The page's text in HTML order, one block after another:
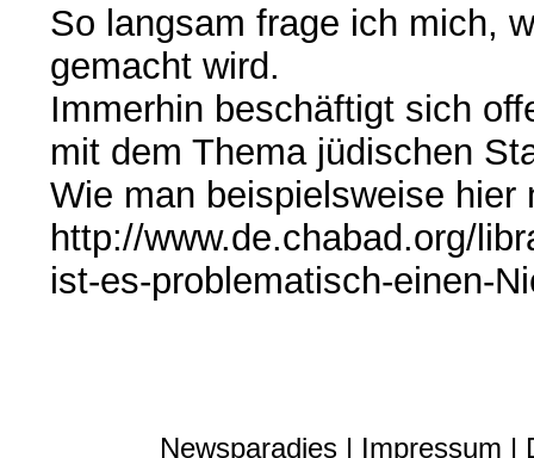
So langsam frage ich mich,
gemacht wird.
Immerhin beschäftigt sich
mit dem Thema jüdischen
Wie man beispielsweise hier
http://www.de.chabad.org/
ist-es-problematisch-einen-
Newsparadies | Impressum |